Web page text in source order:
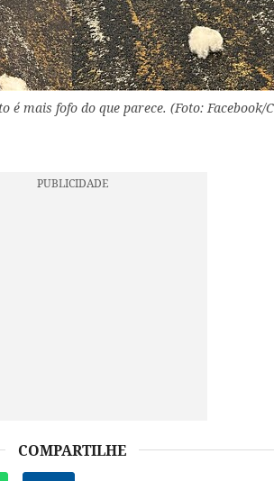
é mais fofo do que parece. (Foto: Facebook/
COMPARTILHE